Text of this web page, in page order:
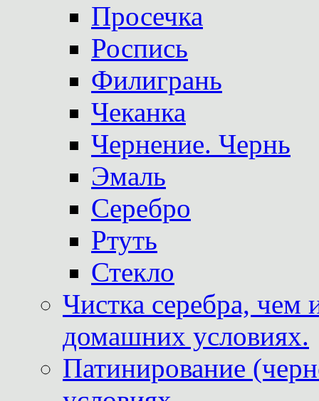
Просечка
Роспись
Филигрань
Чеканка
Чернение. Чернь
Эмаль
Серебро
Ртуть
Стекло
Чистка серебра, чем
домашних условиях.
Патинирование